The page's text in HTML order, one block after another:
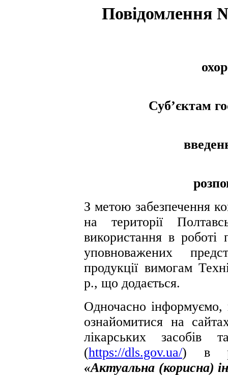
Повідомлення
Суб’єктам
З метою забезпечення
на території
використання в роботі
уповноважених
продукції вимогам
р., що додається.
Одночасно
ознайомитися на
лікарських засобів
(https://dls.gov.ua/) в
«Актуальна (корисна)